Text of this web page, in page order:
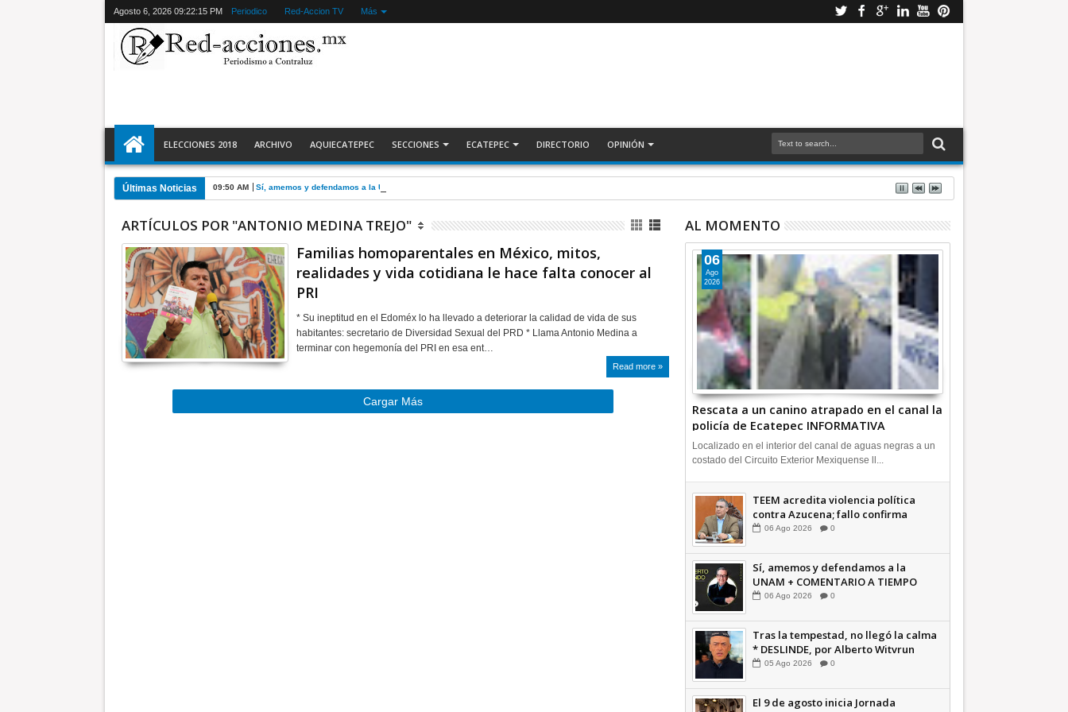
Agosto 6, 2026 09:22:16 PM Periodico Red-Accion TV Más
ELECCIONES 2018 ARCHIVO AQUIECATEPEC SECCIONES ECATEPEC DIRECTORIO OPINIÓN
Últimas Noticias 09:50 AM Sí, amemos y defendamos a la UNAM + COMENTARIO A TIEMPO
ARTÍCULOS POR "ANTONIO MEDINA TREJO"
Familias homoparentales en México, mitos,
realidades y vida cotidiana le hace falta conocer al
PRI
* Su ineptitud en el Edoméx lo ha llevado a deteriorar la calidad de vida de sus
habitantes: secretario de Diversidad Sexual del PRD * Llama Antonio Medina a
terminar con hegemonía del PRI en esa ent…
Read more »
Cargar Más
AL MOMENTO
Rescata a un canino atrapado en el canal la
policía de Ecatepec INFORMATIVA
06
Ago
2026
Localizado en el interior del canal de aguas negras a un
costado del Circuito Exterior Mexiquense ll...
TEEM acredita violencia política
contra Azucena; fallo confirma
guerra sucia: Octavio Martínez
06 Ago 2026 0
Sí, amemos y defendamos a la
UNAM + COMENTARIO A TIEMPO
06 Ago 2026 0
Tras la tempestad, no llegó la calma
* DESLINDE, por Alberto Witvrun
OPINIÓN
05 Ago 2026 0
El 9 de agosto inicia Jornada